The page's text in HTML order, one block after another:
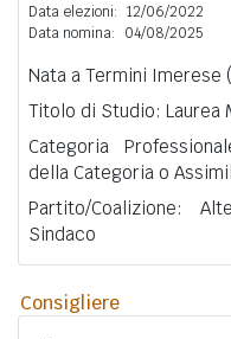
Data elezioni: 12/06/2022
Data nomina:
04/08/2025
Nata a Termini Imerese
Titolo di Studio: Laurea
Categoria
della Categoria o
Partito/Coalizione:
Sindaco
Consigliere